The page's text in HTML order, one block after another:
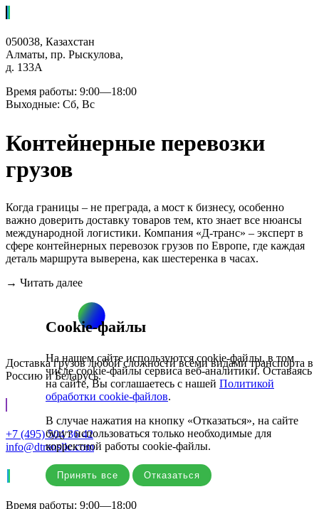
050038, Казахстан
Алматы, пр. Рыскулова,
д. 133А
Время работы: 9:00—18:00
Выходные: Сб, Вс
Контейнерные перевозки
грузов
Когда границы – не преграда, а мост к бизнесу, особенно
важно доверить доставку товаров тем, кто знает все нюансы
международной логистики. Компания «Д-транс» – эксперт в
сфере контейнерных перевозок грузов по Европе, где каждая
деталь маршрута выверена, как шестеренка в часах.
→ Читать далее
Доставка грузов любой сложности всеми видами транспорта в
Россию и Беларусь.
+7 (495) 504 36 42
info@dtransllc.com
Время работы: 9:00—18:00
Cookie-файлы
На нашем сайте используются cookie-файлы, в том
числе cookie-файлы сервиса веб-аналитики. Оставаясь
на сайте, Вы соглашаетесь с нашей Политикой
обработки cookie-файлов.
В случае нажатия на кнопку «Отказаться», на сайте
будут использоваться только необходимые для
корректной работы cookie-файлы.
Принять все Отказаться